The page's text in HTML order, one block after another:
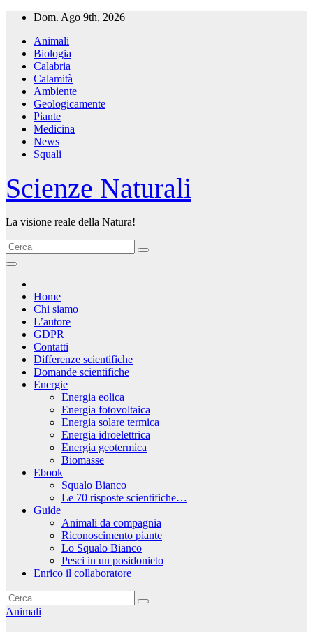
Salta
contenuto
Dom. Ago 9th, 2026
Animali
Biologia
Calabria
Calamità
Ambiente
Geologicamente
Piante
Medicina
News
Squali
Scienze Naturali
La visione reale della Natura!
Home
Chi siamo
L’autore
GDPR
Contatti
Differenze scientifiche
Domande scientifiche
Energie
Energia eolica
Energia fotovoltaica
Energia solare termica
Energia idroelettrica
Energia geotermica
Biomasse
Ebook
Squalo Bianco
Le 70 risposte scientifiche…
Guide
Animali da compagnia
Riconoscimento piante
Lo Squalo Bianco
Pesci in un posidonieto
Enrico il collaboratore
Animali